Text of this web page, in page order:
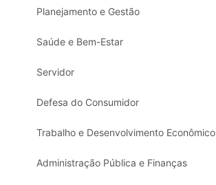
Planejamento e Gestão
Saúde e Bem-Estar
Servidor
Defesa do Consumidor
Trabalho e Desenvolvimento Econômico
Administração Pública e Finanças